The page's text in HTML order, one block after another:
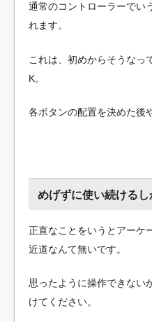
通常のコントローラーでい
れます。
これは、初めからそうなっ
K。
各ボタンの配置を決めた後
めげずに使い続けるし
正直なことをいうとアーケ
近道なんて無いです。
思ったように操作できない
けてください。